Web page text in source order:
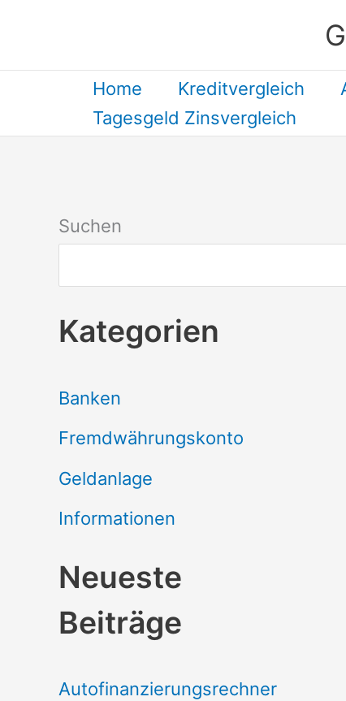
springen
Home Kreditvergleich
Tagesgeld Zinsvergleich
Suchen
Kategorien
Banken
Fremdwährungskonto
Geldanlage
Informationen
Neueste
Beiträge
Autofinanzierungsrechner